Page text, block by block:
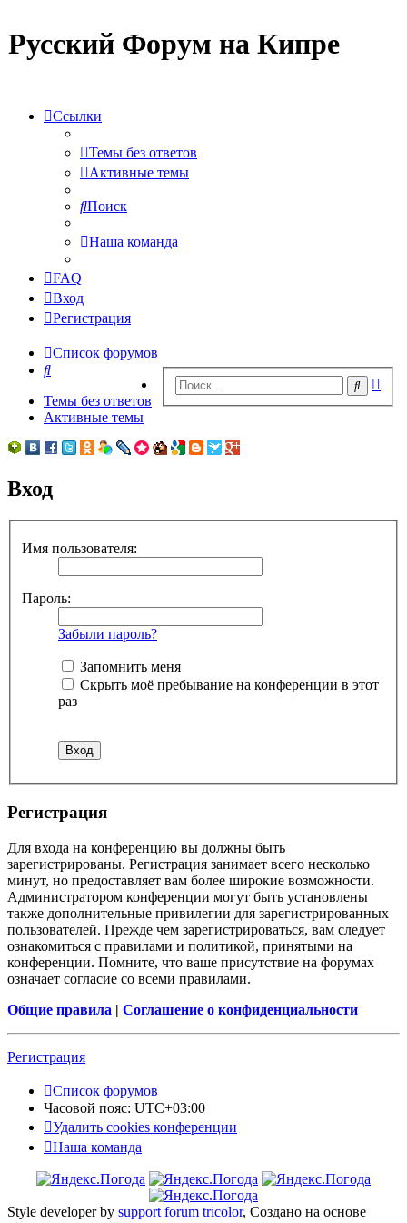
Русский Форум на Кипре
Ссылки
Темы без ответов
Активные темы
Поиск
Наша команда
FAQ
Вход
Регистрация
Список форумов
Поиск
Поиск
Темы без ответов
Активные темы
Вход
Имя пользователя:
Пароль:
Забыли пароль?
Запомнить меня
Скрыть моё пребывание на конференции в этот
раз
Регистрация
Для входа на конференцию вы должны быть
зарегистрированы. Регистрация занимает всего несколько
минут, но предоставляет вам более широкие возможности.
Администратором конференции могут быть установлены
также дополнительные привилегии для зарегистрированных
пользователей. Прежде чем зарегистрироваться, вам следует
ознакомиться с правилами и политикой, принятыми на
конференции. Помните, что ваше присутствие на форумах
означает согласие со всеми правилами.
Общие правила | Соглашение о конфиденциальности
Регистрация
Список форумов
Часовой пояс: UTC+03:00
Удалить cookies конференции
Наша команда
Style developer by support forum tricolor, Создано на основе